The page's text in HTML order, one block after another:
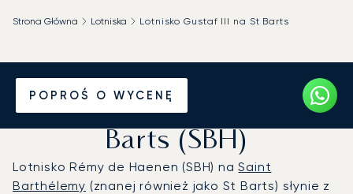
POPROŚ O WYCENĘ
Strona Główna Lotniska Lotnisko Gustaf III na St Barts
Prywatny odrzutowiec na
Lotnisko Gustaf III na St
Barts (SBH)
Lotnisko Rémy de Haenen (SBH) naSaint
Barthélemy (znanej również jako St Barts) słynie z